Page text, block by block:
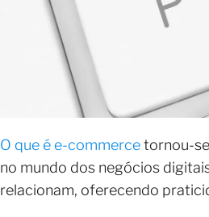
O que é e-commercetornou-
no mundo dos negócios
relacionam, oferecendo